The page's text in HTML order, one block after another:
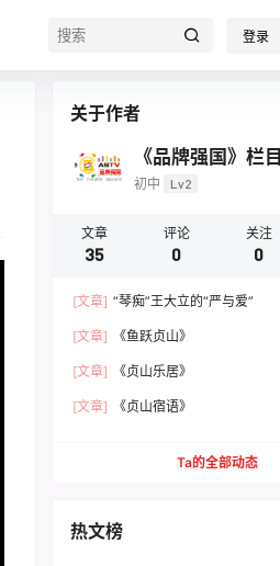
登录
关于作者
《品牌强国》栏目
初中 Lv2
文章
35
评论
0
关注
0
[文章] “琴痴”王大立的“严与爱”
[文章] 《鱼跃贞山》
[文章] 《贞山乐居》
[文章] 《贞山宿语》
Ta的全部动态
热文榜